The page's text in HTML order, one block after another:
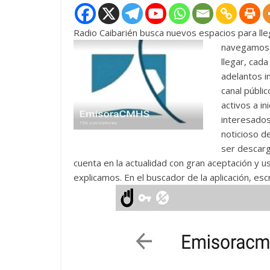
Radio Caibarién busca nuevos espacios para
llegar,
adelantos
canal
activos a
noticioso
ser
cuenta en la actualidad con gran aceptación y
explicamos. En el buscador de la aplicación,